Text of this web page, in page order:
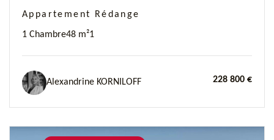
Appartement Rédange
1 Chambre48 m²1
Alexandrine KORNILOFF 228 800 €